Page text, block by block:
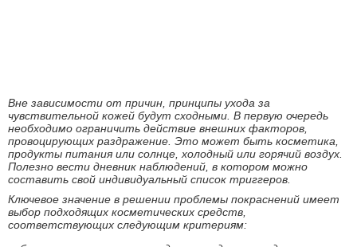
Вне зависимости от причин, принципы ухода за
чувствительной кожей будут сходными. В первую очередь
необходимо ограничить действие внешних факторов,
провоцирующих раздражение. Это может быть косметика,
продукты питания или солнце, холодный или горячий воздух.
Полезно вести дневник наблюдений, в котором можно
составить свой индивидуальный список триггеров.
Ключевое значение в решении проблемы покраснений имеет
выбор подходящих косметических средств,
соответствующих следующим критериям: